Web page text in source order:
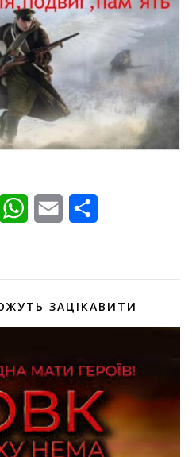
Viber WhatsApp
Email
ЗАЦІКАВИТИ